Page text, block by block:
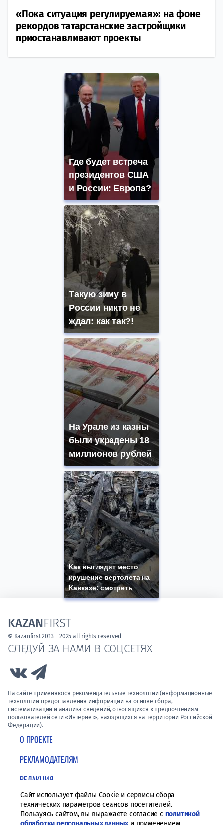
«Пока ситуация регулируемая»: на фоне
рекордов татарстанские застройщики
приостанавливают проекты
Где будет встреча
президентов США
и России: Европа?
Такую зиму в
России никто не
ждал: как так?!
На Урале из казны
были украдены 18
миллионов рублей
Как выглядит место
крушение вертолета на
Кавказе: смотреть
О ПРОЕКТЕ
РЕКЛАМОДАТЕЛЯМ
РЕДАКЦИЯ
ПОЛИТИКА КОНФИДЕНЦИАЛЬНОСТИ
СЛЕДУЙ ЗА НАМИ В СОЦСЕТЯХ
Link to Vk
На сайте применяются рекомендательные технологии (информационные
технологии предоставления информации на основе сбора,
систематизации и анализа сведений, относящихся к предпочтениям
пользователей сети «Интернет», находящихся на территории Российской
Федерации).
KAZANFIRST
© Kazanfirst 2013 – 2025 all rights reserved
Сайт использует файлы Cookie и сервисы сбора
технических параметров сеансов посетителей.
Пользуясь сайтом, вы выражаете согласие с политикой
обработки персональных данных и применением